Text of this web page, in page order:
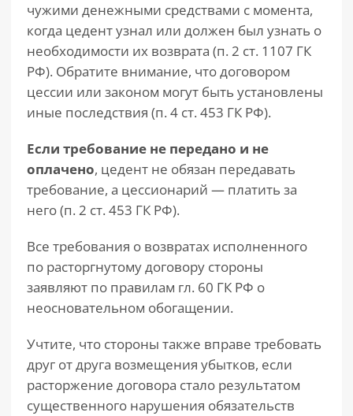
чужими денежными средствами с момента,
когда цедент узнал или должен был узнать о
необходимости их возврата (п. 2 ст. 1107 ГК
РФ). Обратите внимание, что договором
цессии или законом могут быть установлены
иные последствия (п. 4 ст. 453 ГК РФ).
Если требование не передано и не
оплачено, цедент не обязан передавать
требование, а цессионарий — платить за
него (п. 2 ст. 453 ГК РФ).
Все требования о возвратах исполненного
по расторгнутому договору стороны
заявляют по правилам гл. 60 ГК РФ о
неосновательном обогащении.
Учтите, что стороны также вправе требовать
друг от друга возмещения убытков, если
расторжение договора стало результатом
существенного нарушения обязательств